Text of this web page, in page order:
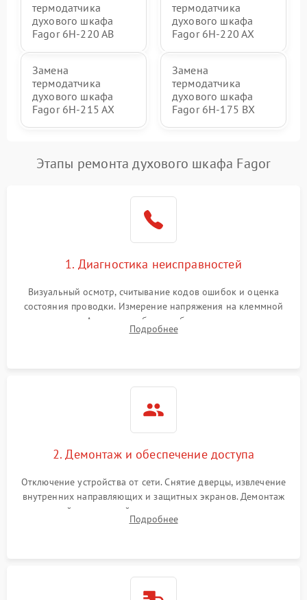
термодатчика
духового шкафа
Fagor 6H-220 AB
термодатчика
духового шкафа
Fagor 6H-220 AX
Замена
термодатчика
духового шкафа
Fagor 6H-215 AX
Замена
термодатчика
духового шкафа
Fagor 6H-175 BX
Этапы ремонта духового шкафа Fagor
1. Диагностика неисправностей
Визуальный осмотр, считывание кодов ошибок и оценка
состояния проводки. Измерение напряжения на клеммной
колодке. Анализ жалоб на проблемы с нагревом,
конвекцией, панелью управления или блокировкой дверцы.
Подробнее
2. Демонтаж и обеспечение доступа
Отключение устройства от сети. Снятие дверцы, извлечение
внутренних направляющих и защитных экранов. Демонтаж
задней или верхней панели для прямого доступа к
нагревательным элементам, плате и вентиляторам.
Подробнее